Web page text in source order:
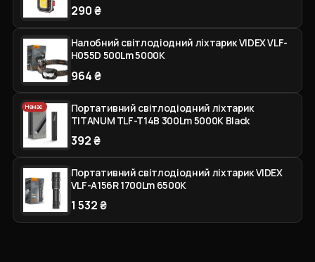
290 ₴
Налобний світлодіодний ліхтарик VIDEX VLF-
H055D 500Lm 5000K
964 ₴
Немає
Портативний світлодіодний ліхтарик
TITANUM TLF-T14B 300Lm 5000K Black
392 ₴
Портативний світлодіодний ліхтарик VIDEX
VLF-A156R 1700Lm 6500K
1 532 ₴